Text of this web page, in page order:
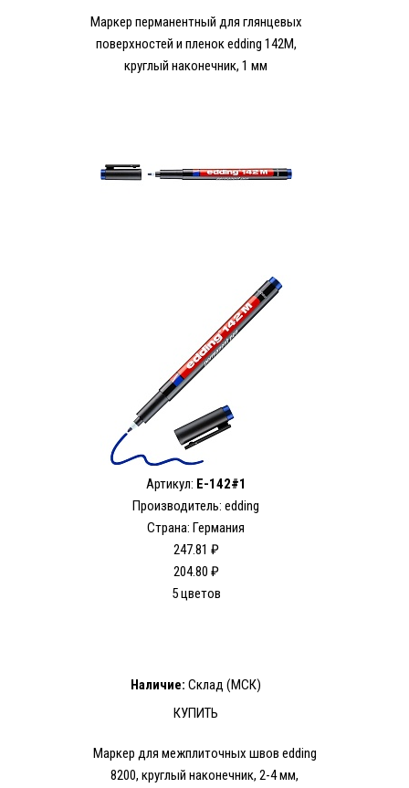
Мaркер перманентный для глянцевых
поверхностей и пленок edding 142M,
круглый наконечник, 1 мм
Артикул: E-142#1
Производитель: edding
Страна: Германия
247.81 ₽
204.80 ₽
5 цветов
Наличие: Склад (МСК)
КУПИТЬ
Маркер для межплиточных швов edding
8200, круглый наконечник, 2-4 мм,